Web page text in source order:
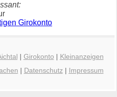
Girokonto
| Girokonto | Kleinanzeigen
| Datenschutz| Impressum